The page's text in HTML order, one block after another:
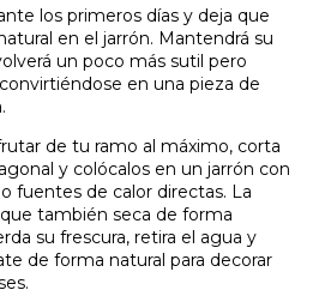
los primeros días y deja que
en el jarrón. Mantendrá su
un poco más sutil pero
en una pieza de
de tu ramo al máximo, corta
y colócalos en un jarrón con
fuentes de calor directas. La
también seca de forma
su frescura, retira el agua y
de forma natural para decorar